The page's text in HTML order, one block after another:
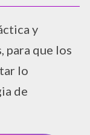
y
para que los
lo
de